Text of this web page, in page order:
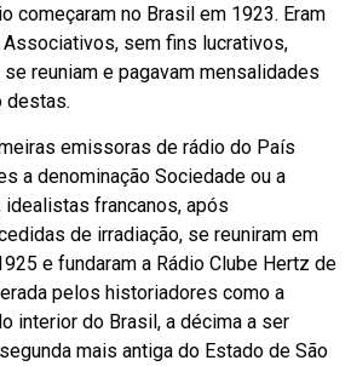
começaram no Brasil em 1923. Eram
sem fins lucrativos,
reuniam e pagavam mensalidades
destas.
emissoras de rádio do País
a denominação Sociedade ou a
idealistas francanos, após
de irradiação, se reuniram em
e fundaram a Rádio Clube Hertz de
pelos historiadores como a
interior do Brasil, a décima a ser
mais antiga do Estado de São